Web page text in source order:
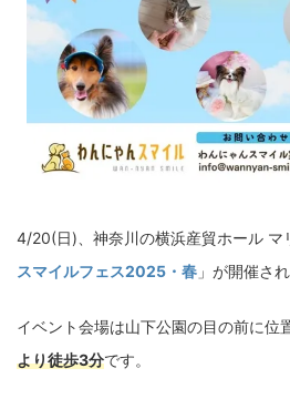
4/20(日)、神奈川の横浜産貿ホール マ
スマイルフェス2025・春 」が開催され
イベント会場は山下公園の目の前に位
より徒歩3分です。